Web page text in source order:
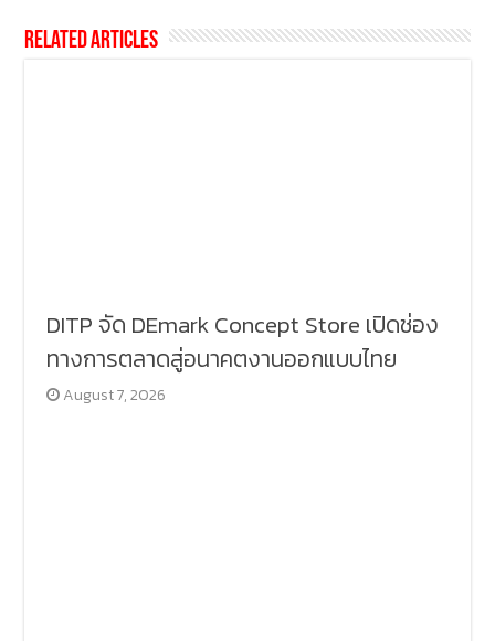
Related Articles
DITP จัด DEmark Concept Store เปิดช่อง
ทางการตลาดสู่อนาคตงานออกแบบไทย
August 7, 2026